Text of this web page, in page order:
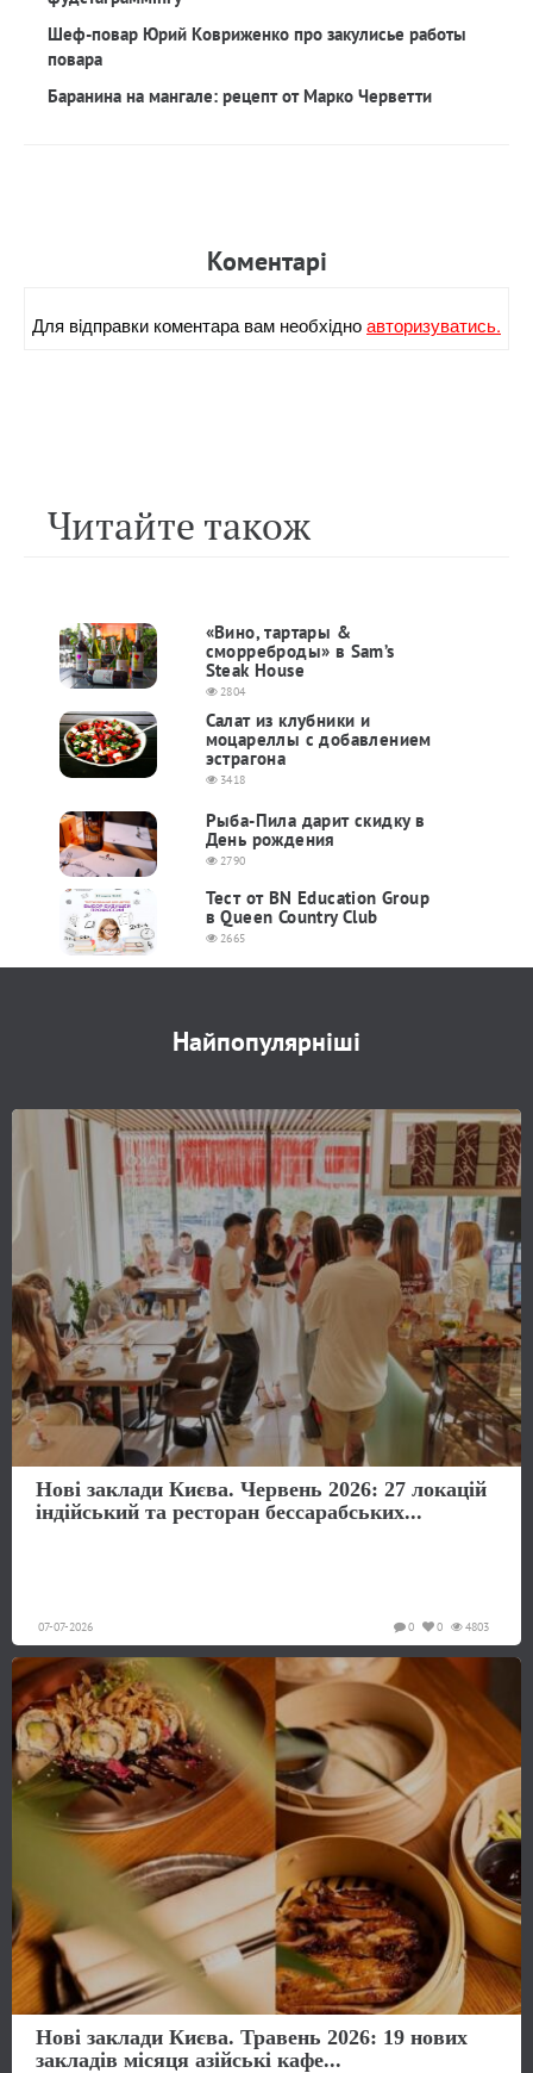
Шеф-повар Юрий Ковриженко про закулисье работы
повара
Баранина на мангале: рецепт от Марко Черветти
Коментарi
Для вiдправки коментара вам необхiдноавторизуватись.
Читайте також
«Вино, тартары &
сморреброды» в Sam’s
Steak House
2804
Салат из клубники и
моцареллы с добавлением
эстрагона
3418
Рыба-Пила дарит скидку в
День рождения
2790
Тест от BN Education Group
в Queen Country Club
2665
Найпопулярніші
Нові заклади Києва. Червень 2026: 27 локацій
індійський та ресторан бессарабських...
07-07-2026 4803
0
0
Нові заклади Києва. Травень 2026: 19 нових
закладів місяця азійські кафе...